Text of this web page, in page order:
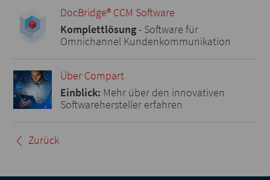
DocBridge® CCM Software
Komplettlösung- Software für
Omnichannel Kundenkommunikation
Über Compart
Einblick: Mehr über den innovativen
Softwarehersteller erfahren
Zurück